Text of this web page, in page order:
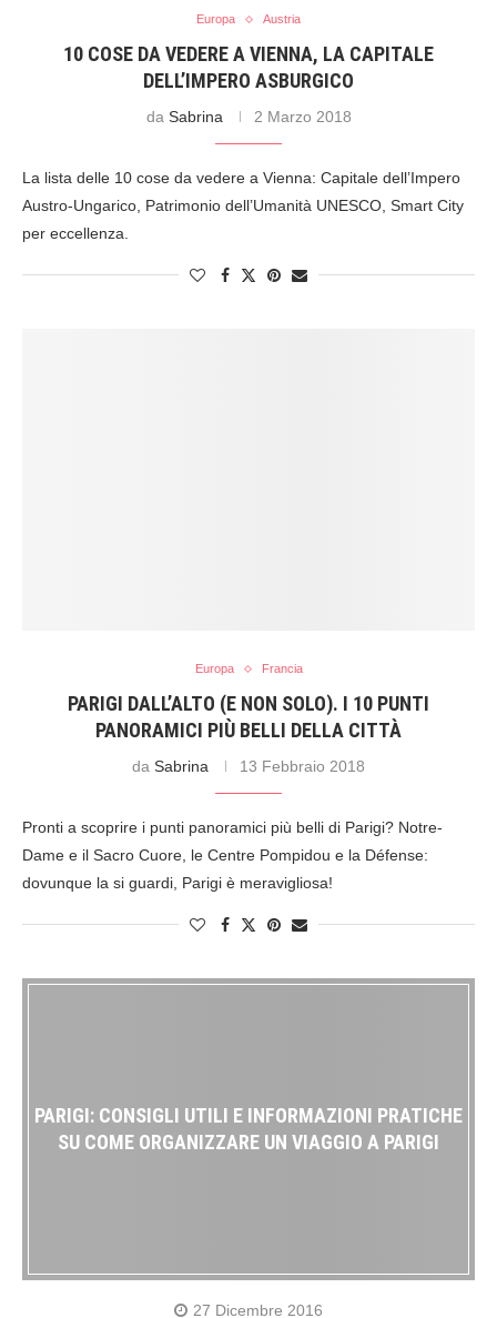
Europa Austria
10 COSE DA VEDERE A VIENNA, LA CAPITALE
DELL’IMPERO ASBURGICO
da Sabrina 2 Marzo 2018
La lista delle 10 cose da vedere a Vienna: Capitale dell’Impero
Austro-Ungarico, Patrimonio dell’Umanità UNESCO, Smart City
per eccellenza.
Europa Francia
PARIGI DALL’ALTO (E NON SOLO). I 10 PUNTI
PANORAMICI PIÙ BELLI DELLA CITTÀ
da Sabrina 13 Febbraio 2018
Pronti a scoprire i punti panoramici più belli di Parigi? Notre-
Dame e il Sacro Cuore, le Centre Pompidou e la Défense:
dovunque la si guardi, Parigi è meravigliosa!
PARIGI: CONSIGLI UTILI E INFORMAZIONI PRATICHE
SU COME ORGANIZZARE UN VIAGGIO A PARIGI
27 Dicembre 2016